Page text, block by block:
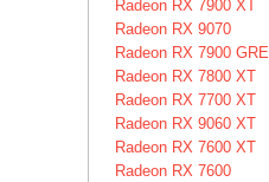
Radeon RX 7900 XT
Radeon RX 9070
Radeon RX 7900 GRE
Radeon RX 7800 XT
Radeon RX 7700 XT
Radeon RX 9060 XT
Radeon RX 7600 XT
Radeon RX 7600